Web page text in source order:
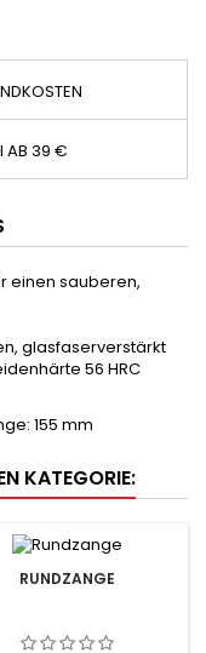
AB 39 €
einen sauberen,
glasfaserverstärkt
56 HRC
155 mm
KATEGORIE:
RUNDZANGE